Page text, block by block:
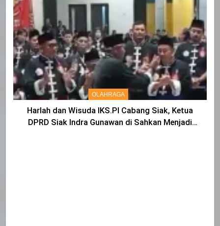
OLAHRAGA
Harlah dan Wisuda IKS.PI Cabang Siak, Ketua
DPRD Siak Indra Gunawan di Sahkan Menjadi